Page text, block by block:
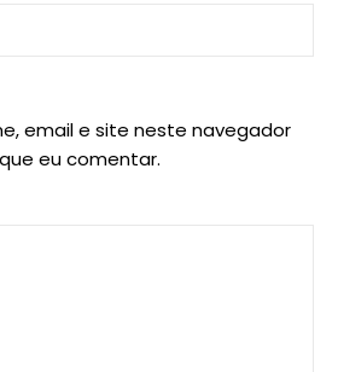
email e site neste navegador
eu comentar.